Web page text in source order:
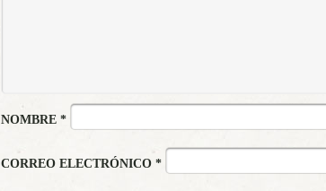
NOMBRE *
CORREO ELECTRÓNICO *